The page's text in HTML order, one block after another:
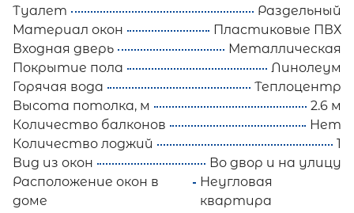
Туалет
Раздельный
Материал окон
Пластиковые ПВХ
Входная дверь
Металлическая
Покрытие пола
Линолеум
Горячая вода
Теплоцентр
Высота потолка, м
2.6 м
Количество балконов
Нет
Количество лоджий
1
Вид из окон
Во двор и на улицу
Расположение окон в
доме
Неугловая
квартира